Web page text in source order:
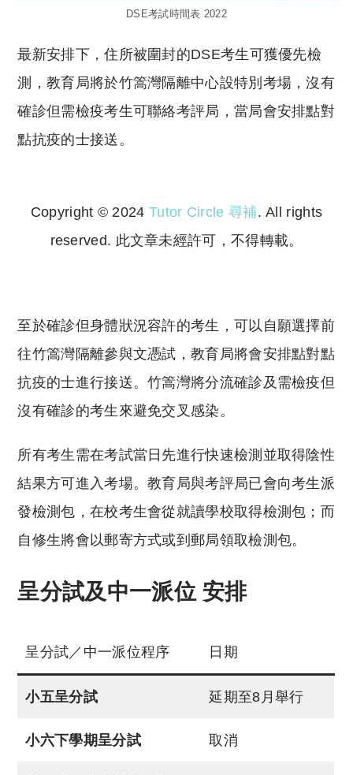
DSE考試時間表 2022
最新安排下，住所被圍封的DSE考生可獲優先檢
測，教育局將於竹篙灣隔離中心設特別考場，沒有
確診但需檢疫考生可聯絡考評局，當局會安排點對
點抗疫的士接送。
Copyright © 2024 Tutor Circle 尋補. All rights
reserved. 此文章未經許可，不得轉載。
至於確診但身體狀況容許的考生，可以自願選擇前
往竹篙灣隔離參與文憑試，教育局將會安排點對點
抗疫的士進行接送。竹篙灣將分流確診及需檢疫但
沒有確診的考生來避免交叉感染。
所有考生需在考試當日先進行快速檢測並取得陰性
結果方可進入考場。教育局與考評局已會向考生派
發檢測包，在校考生會從就讀學校取得檢測包；而
自修生將會以郵寄方式或到郵局領取檢測包。
呈分試及中一派位 安排
呈分試／中一派位程序 日期
小五呈分試 延期至8月舉行
小六下學期呈分試 取消